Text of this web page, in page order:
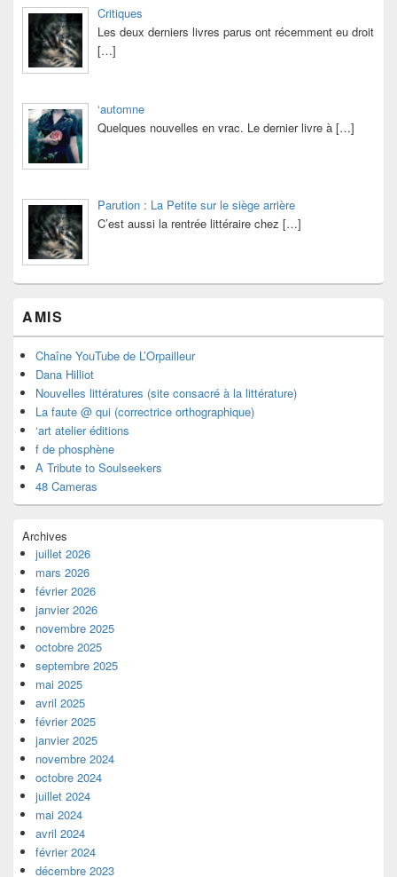
Critiques
Les deux derniers livres parus ont récemment eu droit
[…]
‘automne
Quelques nouvelles en vrac. Le dernier livre à […]
Parution : La Petite sur le siège arrière
C’est aussi la rentrée littéraire chez […]
AMIS
Chaîne YouTube de L’Orpailleur
Dana Hilliot
Nouvelles littératures (site consacré à la littérature)
La faute @ qui (correctrice orthographique)
‘art atelier éditions
f de phosphène
A Tribute to Soulseekers
48 Cameras
Archives
juillet 2026
mars 2026
février 2026
janvier 2026
novembre 2025
octobre 2025
septembre 2025
mai 2025
avril 2025
février 2025
janvier 2025
novembre 2024
octobre 2024
juillet 2024
mai 2024
avril 2024
février 2024
décembre 2023